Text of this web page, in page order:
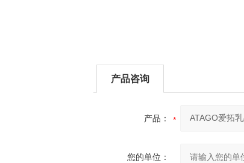
产品咨询
产品：
您的单位：